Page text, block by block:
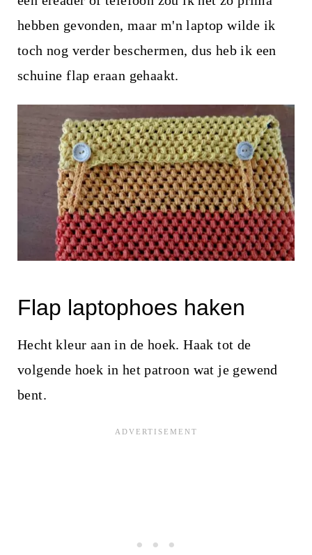
hebben gevonden, maar m'n laptop wilde ik
toch nog verder beschermen, dus heb ik een
schuine flap eraan gehaakt.
Flap laptophoes haken
Hecht kleur aan in de hoek. Haak tot de
volgende hoek in het patroon wat je gewend
bent.